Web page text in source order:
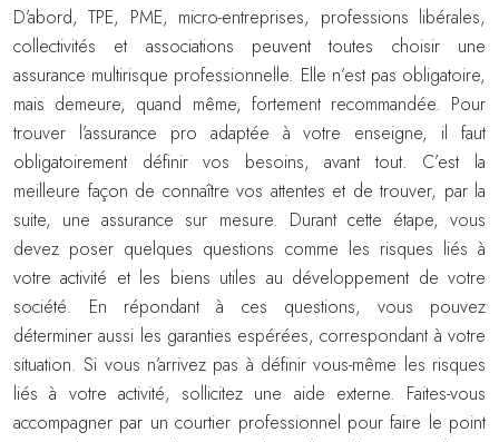
D’abord, TPE, PME, micro-entreprises, professions libérales,
collectivités et associations peuvent toutes choisir une
assurance multirisque professionnelle. Elle n’est pas obligatoire,
mais demeure, quand même, fortement recommandée. Pour
trouver l’assurance pro adaptée à votre enseigne, il faut
obligatoirement définir vos besoins, avant tout. C’est la
meilleure façon de connaître vos attentes et de trouver, par la
suite, une assurance sur mesure. Durant cette étape, vous
devez poser quelques questions comme les risques liés à
votre activité et les biens utiles au développement de votre
société. En répondant à ces questions, vous pouvez
déterminer aussi les garanties espérées, correspondant à votre
situation. Si vous n’arrivez pas à définir vous-même les risques
liés à votre activité, sollicitez une aide externe. Faites-vous
accompagner par un courtier professionnel pour faire le point